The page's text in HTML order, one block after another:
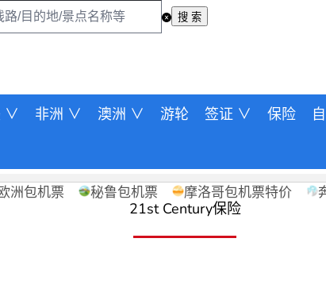
搜 索
∨ 非洲 ∨ 澳洲 ∨ 游轮 签证 ∨ 保险
洲包机票 秘鲁包机票 摩洛哥包机票特价
21st Century保险